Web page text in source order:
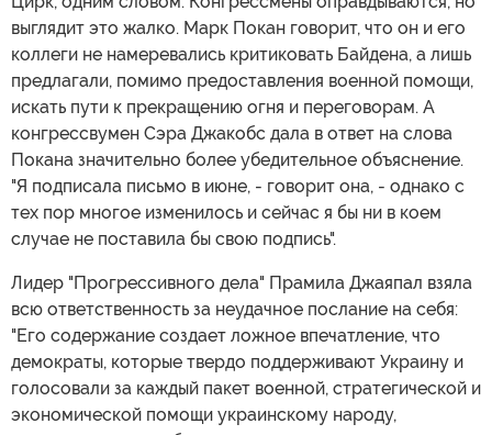
выглядит это жалко. Марк Покан говорит, что он и его
коллеги не намеревались критиковать Байдена, а лишь
предлагали, помимо предоставления военной помощи,
искать пути к прекращению огня и переговорам. А
конгрессвумен Сэра Джакобс дала в ответ на слова
Покана значительно более убедительное объяснение.
"Я подписала письмо в июне, - говорит она, - однако с
тех пор многое изменилось и сейчас я бы ни в коем
случае не поставила бы свою подпись".
Лидер "Прогрессивного дела" Прамила Джаяпал взяла
всю ответственность за неудачное послание на себя:
"Его содержание создает ложное впечатление, что
демократы, которые твердо поддерживают Украину и
голосовали за каждый пакет военной, стратегической и
экономической помощи украинскому народу,